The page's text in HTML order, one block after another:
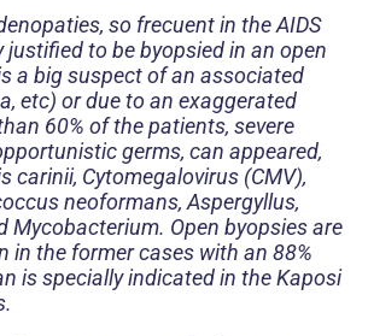
so frecuent in the AIDS
justified to be byopsied in an open
a big suspect of an associated
etc) or due to an exaggerated
60% of the patients, severe
germs, can appeared,
carinii, Cytomegalovirus (CMV),
neoformans, Aspergyllus,
Mycobacterium. Open byopsies are
in the former cases with an 88%
is specially indicated in the Kaposi